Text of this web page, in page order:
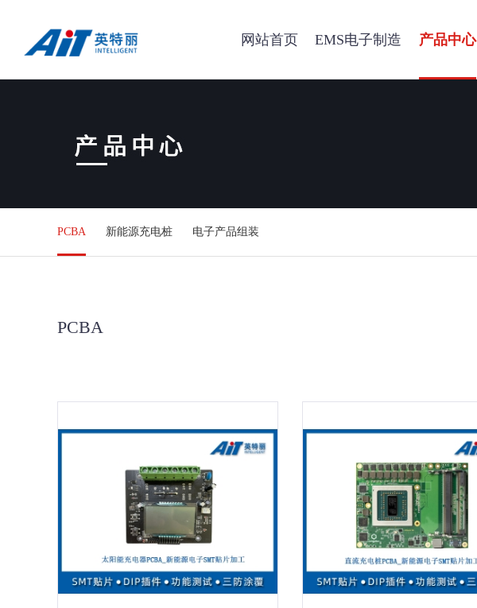
网站首页 EMS电子制造 产品中心
PCBA 新能源充电桩 电子产品组装
PCBA